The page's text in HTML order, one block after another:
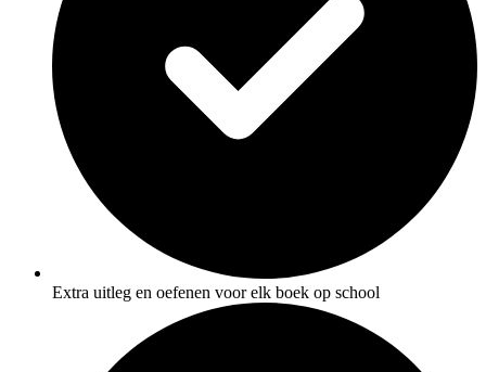
Extra uitleg en oefenen voor elk boek op school